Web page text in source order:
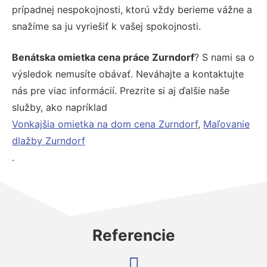
prípadnej nespokojnosti, ktorú vždy berieme vážne a
snažíme sa ju vyriešiť k vašej spokojnosti.
Benátska omietka cena práce Zurndorf? S nami sa o
výsledok nemusíte obávať. Neváhajte a kontaktujte
nás pre viac informácií. Prezrite si aj ďalšie naše
služby, ako napríklad
Vonkajšia omietka na dom cena Zurndorf, Maľovanie
dlažby Zurndorf
.
Referencie